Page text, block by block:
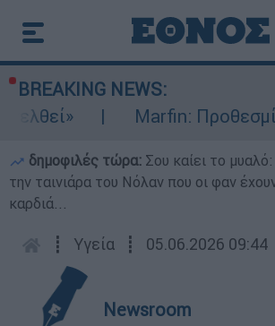
BREAKING NEWS:
Marfin: Προθεσμία
δημοφιλές τώρα: Σου καίει το
την ταινιάρα του Νόλαν που οι φαν
καρδιά...
┋ Υγεία ┋ 05.06.2026 09:44
Newsroom